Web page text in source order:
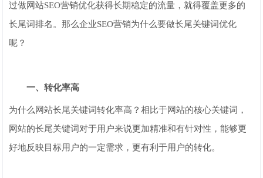
过做网站SEO营销优化获得长期稳定的流量，就得覆盖更多的
长尾词排名。那么企业SEO营销为什么要做长尾关键词优化
呢？
一、转化率高
为什么网站长尾关键词转化率高？相比于网站的核心关键词，
网站的长尾关键词对于用户来说更加精准和有针对性，能够更
好地反映目标用户的一定需求，更有利于用户的转化。